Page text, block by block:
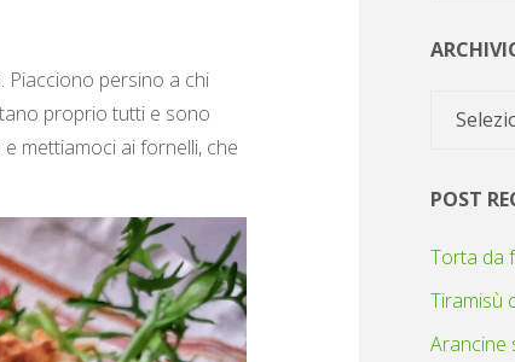
persino a chi
proprio tutti e sono
mettiamoci ai fornelli, che
Archivio
POST
Torta da
Tiramisù
Arancine